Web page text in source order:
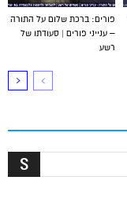
פורים: ברכת שלום על התורה
– ענייני פורים | סעודתו של
רשע